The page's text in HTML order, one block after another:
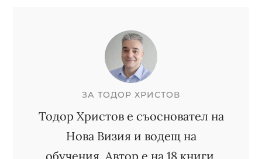
ЗА ТОДОР ХРИСТОВ
Тодор Христов е съосновател на
Нова Визия и водещ на
обучения. Автор е на 18 книги,